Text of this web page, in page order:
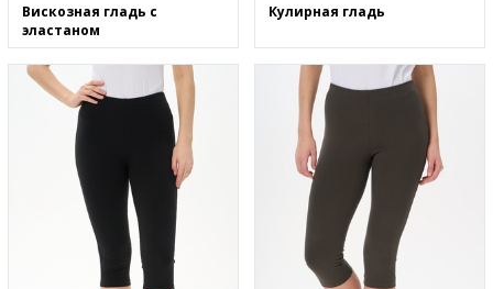
Вискозная гладь с
эластаном
Кулирная гладь